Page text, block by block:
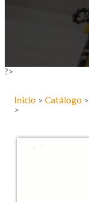
?>
Inicio > Catálogo >
>